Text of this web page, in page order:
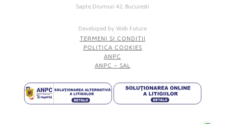
Sapte Drumuri 42, Bucuresti
Developed by Web Future
TERMENI SI CONDITII
POLITICA COOKIES
ANPC
ANPC – SAL